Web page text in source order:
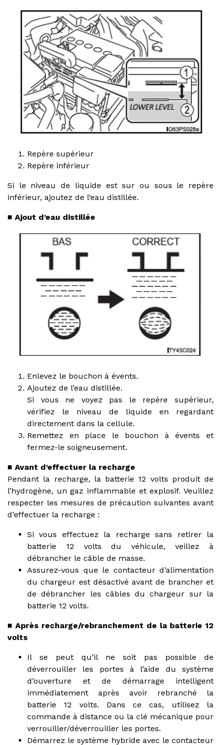
Repère supérieur
Repère inférieur
Si le niveau de liquide est sur ou sous le repère
inférieur, ajoutez de l’eau distillée.
■ Ajout d’eau distillée
Enlevez le bouchon à évents.
Ajoutez de l’eau distillée.
Si vous ne voyez pas le repère supérieur,
vérifiez le niveau de liquide en regardant
directement dans la cellule.
Remettez en place le bouchon à évents et
fermez-le soigneusement.
■ Avant d’effectuer la recharge
Pendant la recharge, la batterie 12 volts produit de
l’hydrogène, un gaz inflammable et explosif. Veuillez
respecter les mesures de précaution suivantes avant
d’effectuer la recharge :
Si vous effectuez la recharge sans retirer la
batterie 12 volts du véhicule, veillez à
débrancher le câble de masse.
Assurez-vous que le contacteur d’alimentation
du chargeur est désactivé avant de brancher et
de débrancher les câbles du chargeur sur la
batterie 12 volts.
■ Après recharge/rebranchement de la batterie 12
volts
Il se peut qu’il ne soit pas possible de
déverrouiller les portes à l’aide du système
d’ouverture et de démarrage intelligent
immédiatement après avoir rebranché la
batterie 12 volts. Dans ce cas, utilisez la
commande à distance ou la clé mécanique pour
verrouiller/déverrouiller les portes.
Démarrez le système hybride avec le contacteur